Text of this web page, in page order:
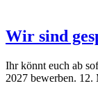
Wir sind
Ihr könnt euch ab
2027 bewerben. 12.